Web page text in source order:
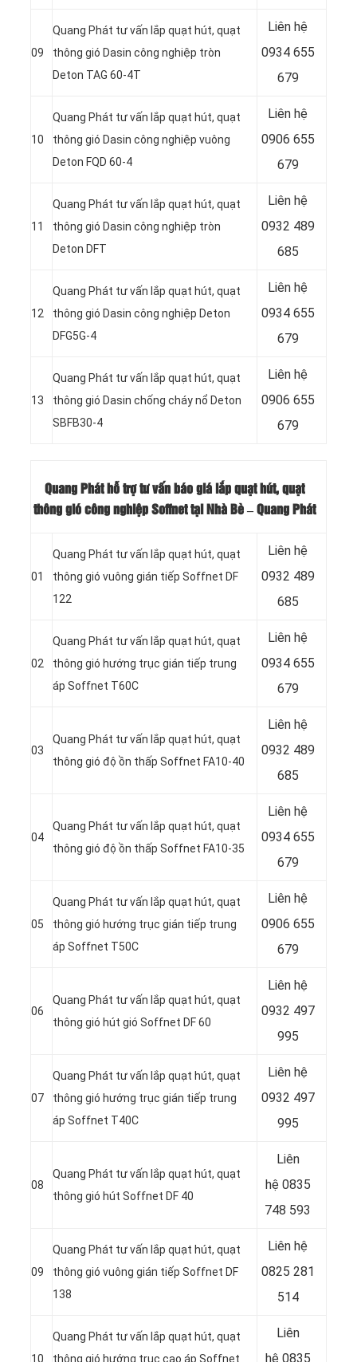
09
Quang Phát tư vấn lắp quạt hút, quạt
thông gió Dasin công nghiệp tròn
Deton TAG 60-4T
Liên hệ
0934 655
679
10
Quang Phát tư vấn lắp quạt hút, quạt
thông gió Dasin công nghiệp vuông
Deton FQD 60-4
Liên hệ
0906 655
679
11
Quang Phát tư vấn lắp quạt hút, quạt
thông gió Dasin công nghiệp tròn
Deton DFT
Liên hệ
0932 489
685
12
Quang Phát tư vấn lắp quạt hút, quạt
thông gió Dasin công nghiệp Deton
DFG5G-4
Liên hệ
0934 655
679
13
Quang Phát tư vấn lắp quạt hút, quạt
thông gió Dasin chống cháy nổ Deton
SBFB30-4
Liên hệ
0906 655
679
Quang Phát hỗ trợ tư vấn báo giá lắp quạt hút, quạt
thông gió công nghiệp Soffnet tại Nhà Bè – Quang Phát
01
Quang Phát tư vấn lắp quạt hút, quạt
thông gió vuông gián tiếp Soffnet DF
122
Liên hệ
0932 489
685
02
Quang Phát tư vấn lắp quạt hút, quạt
thông gió hướng trục gián tiếp trung
áp Soffnet T60C
Liên hệ
0934 655
679
03
Quang Phát tư vấn lắp quạt hút, quạt
thông gió độ ồn thấp Soffnet FA10-40
Liên hệ
0932 489
685
04
Quang Phát tư vấn lắp quạt hút, quạt
thông gió độ ồn thấp Soffnet FA10-35
Liên hệ
0934 655
679
05
Quang Phát tư vấn lắp quạt hút, quạt
thông gió hướng trục gián tiếp trung
áp Soffnet T50C
Liên hệ
0906 655
679
06
Quang Phát tư vấn lắp quạt hút, quạt
thông gió hút gió Soffnet DF 60
Liên hệ
0932 497
995
07
Quang Phát tư vấn lắp quạt hút, quạt
thông gió hướng trục gián tiếp trung
áp Soffnet T40C
Liên hệ
0932 497
995
08
Quang Phát tư vấn lắp quạt hút, quạt
thông gió hút Soffnet DF 40
Liên
hệ 0835
748 593
09
Quang Phát tư vấn lắp quạt hút, quạt
thông gió vuông gián tiếp Soffnet DF
138
Liên hệ
0825 281
514
10
Quang Phát tư vấn lắp quạt hút, quạt
thông gió hướng trục cao áp Soffnet
Liên
hệ 0835